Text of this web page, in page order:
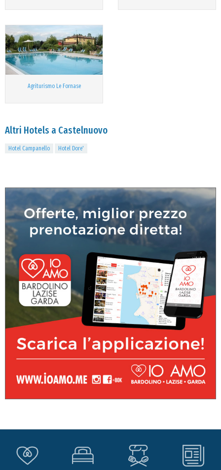
Agriturismo Le Fornase
Altri Hotels a Castelnuovo
Hotel Campanello Hotel Dore'